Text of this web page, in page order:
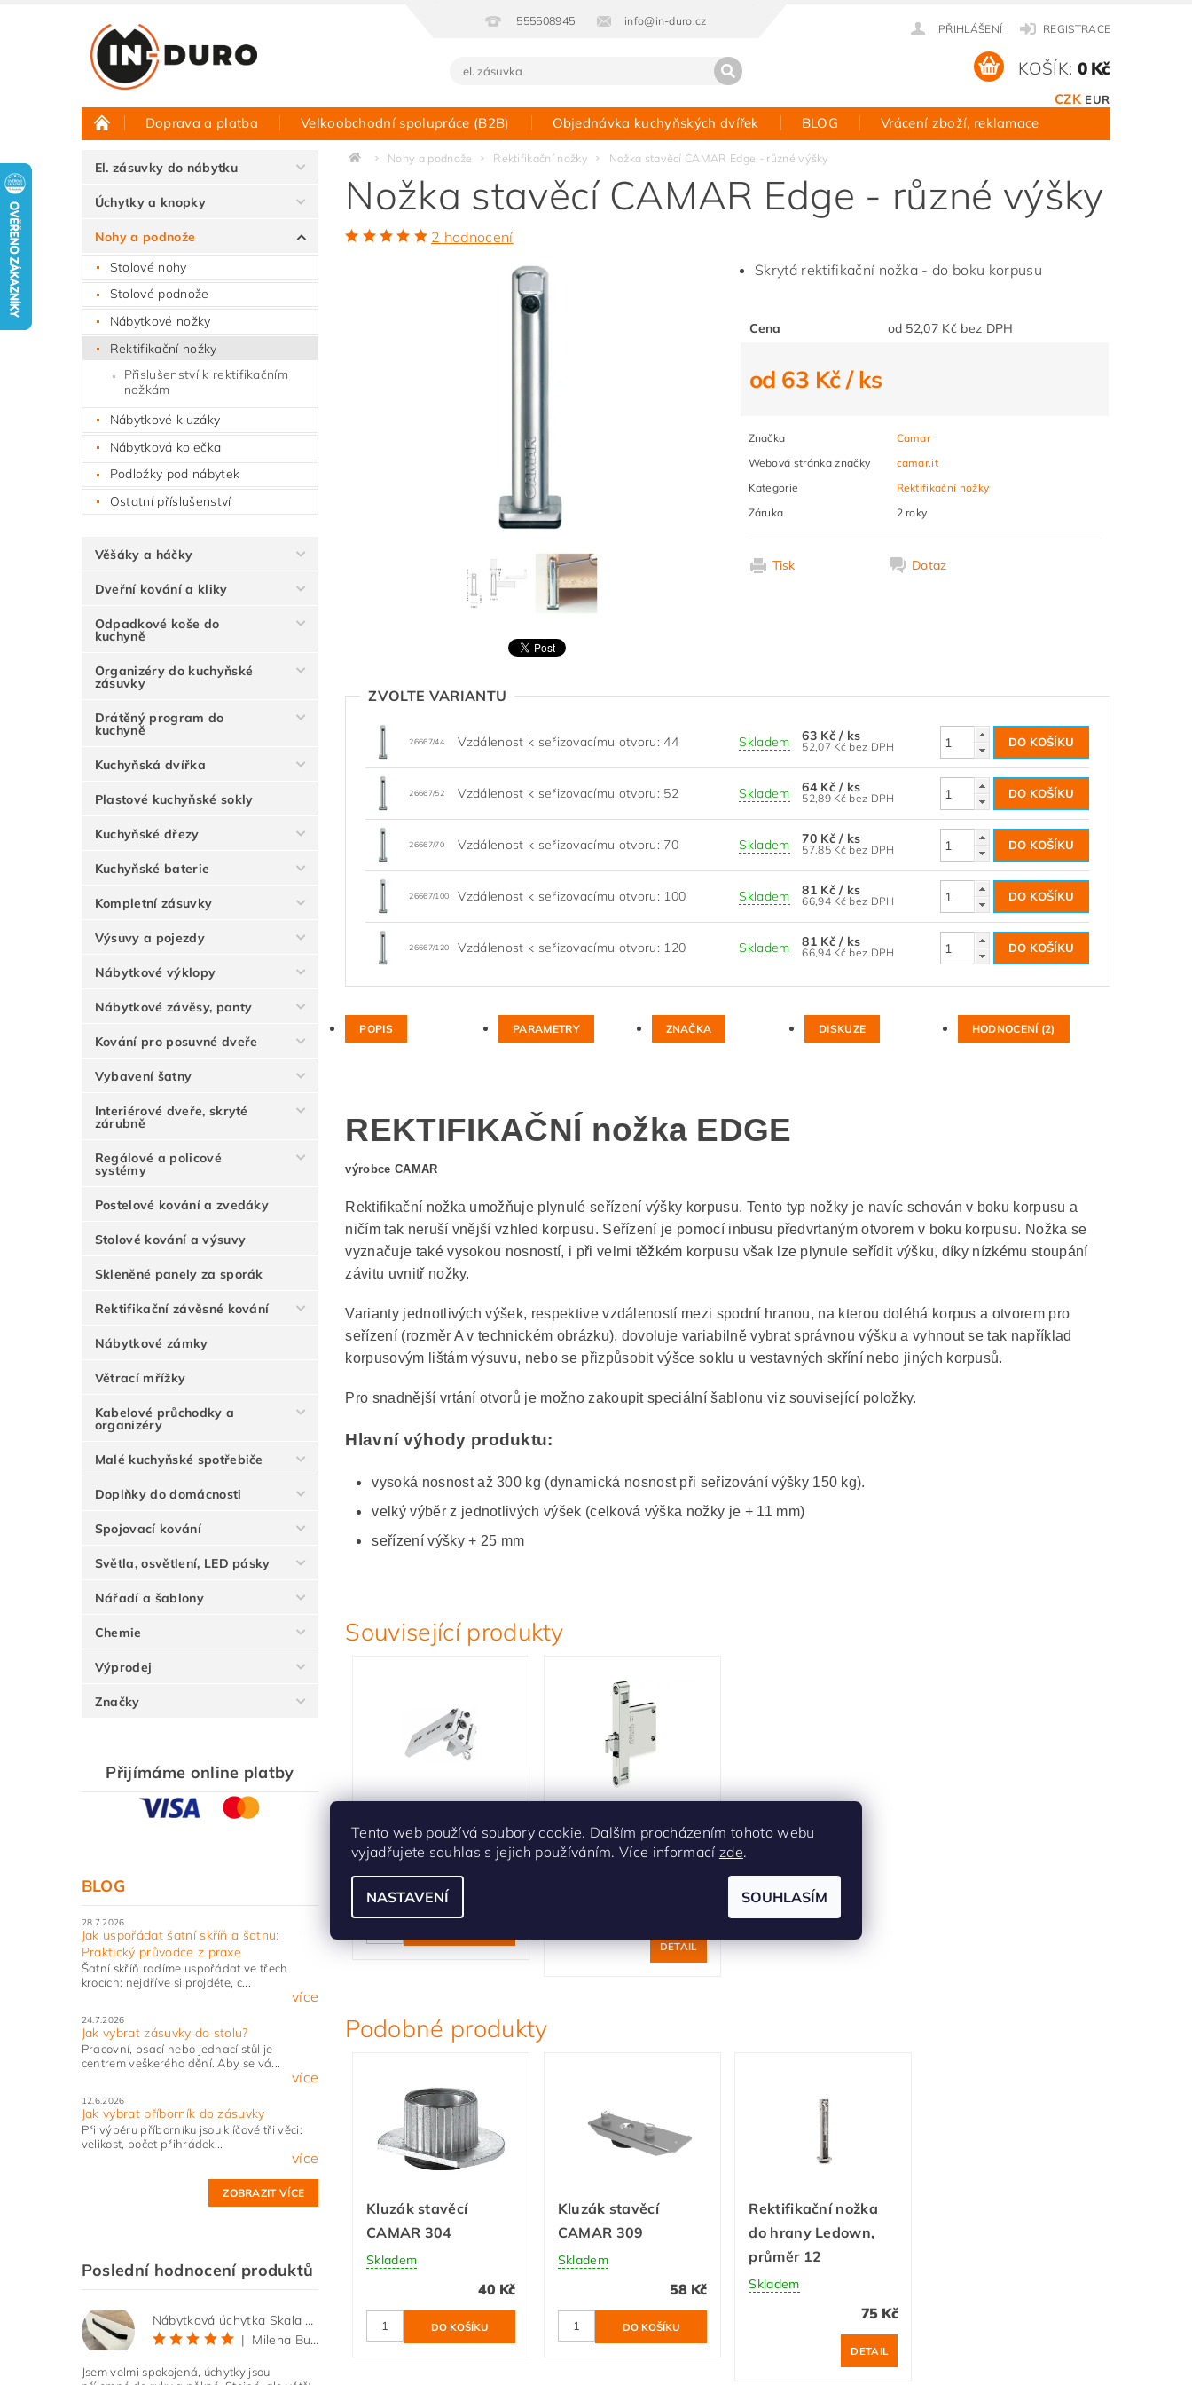
555508945 info@in-duro.cz
PŘIHLÁŠENÍ REGISTRACE
CZK EUR
KOŠÍK: 0 Kč
Doprava a platba Velkoobchodní spolupráce (B2B) Objednávka kuchyňských dvířek BLOG Vrácení zboží, reklamace
Půjčovna vzorků Hodnocení obchodu Kontakt
El. zásuvky do nábytku
Úchytky a knopky
Nohy a podnože
Stolové nohy
Stolové podnože
Nábytkové nožky
Rektifikační nožky
Přislušenství k rektifikačním
nožkám
Nábytkové kluzáky
Nábytková kolečka
Podložky pod nábytek
Ostatní příslušenství
Věšáky a háčky
Dveřní kování a kliky
Odpadkové koše do
kuchyně
Organizéry do kuchyňské
zásuvky
Drátěný program do
kuchyně
Kuchyňská dvířka
Plastové kuchyňské sokly
Kuchyňské dřezy
Kuchyňské baterie
Kompletní zásuvky
Výsuvy a pojezdy
Nábytkové výklopy
Nábytkové závěsy, panty
Kování pro posuvné dveře
Vybavení šatny
Interiérové dveře, skryté
zárubně
Regálové a policové
systémy
Postelové kování a zvedáky
Stolové kování a výsuvy
Skleněné panely za sporák
Rektifikační závěsné kování
Nábytkové zámky
Větrací mřížky
Kabelové průchodky a
organizéry
Malé kuchyňské spotřebiče
Doplňky do domácnosti
Spojovací kování
Světla, osvětlení, LED pásky
Nářadí a šablony
Chemie
Výprodej
Značky
Přijímáme online platby
BLOG
28.7.2026
Jak uspořádat šatní skříň a šatnu:
Praktický průvodce z praxe
Šatní skříň radíme uspořádat ve třech
krocích: nejdříve si projděte, c...
více
24.7.2026
Jak vybrat zásuvky do stolu?
Pracovní, psací nebo jednací stůl je
centrem veškerého dění. Aby se vá...
více
12.6.2026
Jak vybrat příborník do zásuvky
Při výběru příborníku jsou klíčové tři věci:
velikost, počet přihrádek...
více
ZOBRAZIT VÍCE
Poslední hodnocení produktů
Nábytková úchytka Skala černá matná
|
Milena Bučková
Jsem velmi spokojená, úchytky jsou
Nohy a podnože Rektifikační nožky Nožka stavěcí CAMAR Edge - různé výšky
Nožka stavěcí CAMAR Edge - různé výšky
2 hodnocení
Skrytá rektifikační nožka - do boku korpusu
Cena od 52,07 Kč bez DPH
od 63 Kč/ ks
Značka
Camar
Webová stránka značky
camar.it
Kategorie
Rektifikační nožky
Záruka
2 roky
Tisk Dotaz
ZVOLTE VARIANTU
26667/44 Vzdálenost k seřizovacímu otvoru: 44 Skladem 63 Kč/ ks
52,07 Kč bez DPH
26667/52 Vzdálenost k seřizovacímu otvoru: 52 Skladem 64 Kč/ ks
52,89 Kč bez DPH
26667/70 Vzdálenost k seřizovacímu otvoru: 70 Skladem 70 Kč/ ks
57,85 Kč bez DPH
26667/100 Vzdálenost k seřizovacímu otvoru: 100 Skladem 81 Kč/ ks
66,94 Kč bez DPH
26667/120 Vzdálenost k seřizovacímu otvoru: 120 Skladem 81 Kč/ ks
66,94 Kč bez DPH
POPIS PARAMETRY ZNAČKA DISKUZE HODNOCENÍ (2)
REKTIFIKAČNÍ nožka EDGE
výrobce CAMAR
Rektifikační nožka umožňuje plynulé seřízení výšky korpusu. Tento typ nožky je navíc schován v boku korpusu a
ničím tak neruší vnější vzhled korpusu. Seřízení je pomocí inbusu předvrtaným otvorem v boku korpusu. Nožka se
vyznačuje také vysokou nosností, i při velmi těžkém korpusu však lze plynule seřídit výšku, díky nízkému stoupání
závitu uvnitř nožky.
Varianty jednotlivých výšek, respektive vzdáleností mezi spodní hranou, na kterou doléhá korpus a otvorem pro
seřízení (rozměr A v technickém obrázku), dovoluje variabilně vybrat správnou výšku a vyhnout se tak například
korpusovým lištám výsuvu, nebo se přizpůsobit výšce soklu u vestavných skříní nebo jiných korpusů.
Pro snadnější vrtání otvorů je možno zakoupit speciální šablonu viz související položky.
Hlavní výhody produktu:
vysoká nosnost až 300 kg (dynamická nosnost při seřizování výšky 150 kg).
velký výběr z jednotlivých výšek (celková výška nožky je + 11 mm)
seřízení výšky + 25 mm
Související produkty
otvorů k nožce EDGE
Skladem
CAMAR 821
DETAIL
Podobné produkty
Kluzák stavěcí
CAMAR 304
Skladem
40 Kč
Kluzák stavěcí
CAMAR 309
Skladem
58 Kč
Rektifikační nožka
do hrany Ledown,
průměr 12
Skladem
75 Kč
DETAIL
Tento web používá soubory cookie. Dalším procházením tohoto webu
vyjadřujete souhlas s jejich používáním. Více informací zde.
NASTAVENÍ SOUHLASÍM